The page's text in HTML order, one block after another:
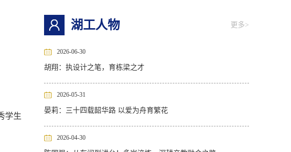
学生
湖工人物 更多>
2026-06-30
胡翔：执设计之笔，育栋梁之才
2026-05-31
晏莉：三十四载韶华路 以爱为舟育繁花
2026-04-30